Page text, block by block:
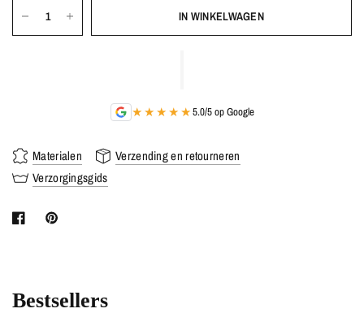
IN WINKELWAGEN
★★★★★5.0/5 op Google
Materialen
Verzending en retourneren
Verzorgingsgids
Bestsellers